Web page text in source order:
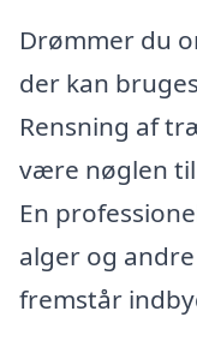
Drømmer du
der kan
Rensning af
være nøglen
En
alger og
fremstår